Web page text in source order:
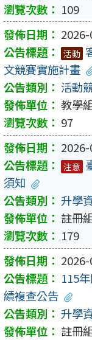
109
活動
文競賽實施計畫
活動
教學
97
注意
須知
升學
註冊
179
115
績複查公告
升學
註冊